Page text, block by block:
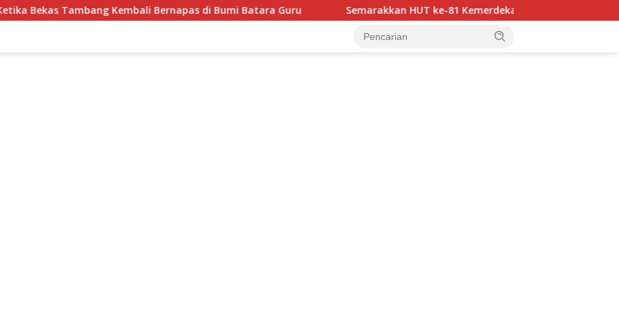
Bernapas di Bumi Batara Guru Semarakkan HUT ke-81 Kemerdekaan RI, Bhayangkara Luwu Utara FC dan APDESI